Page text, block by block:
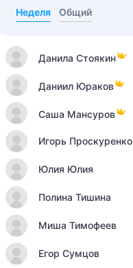
Неделя Общий
Данила Стоякин
Даниил Юраков
Саша Мансуров
Игорь Проскуренко
Юлия Юлия
Полина Тишина
Миша Тимофеев
Егор Сумцов